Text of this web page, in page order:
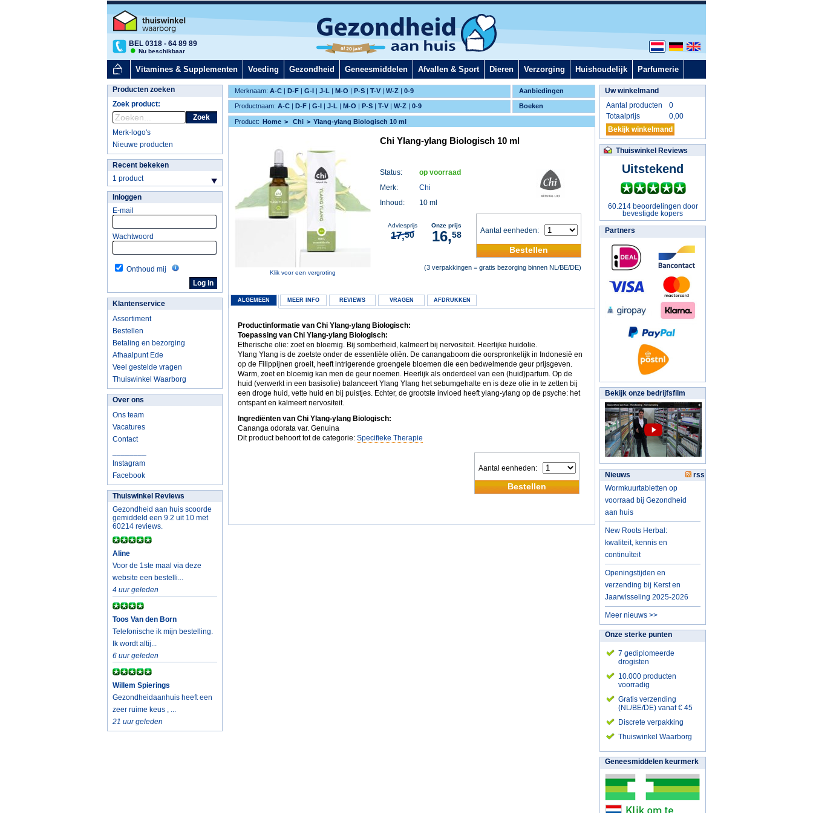
BEL 0318 - 64 89 89
Nu beschikbaar
Vitamines & Supplementen Voeding Gezondheid Geneesmiddelen Afvallen & Sport Dieren Verzorging Huishoudelijk Parfumerie
Aanbiedingen
Merknaam: A-C | D-F | G-I | J-L | M-O | P-S | T-V | W-Z | 0-9
Boeken
Productnaam: A-C | D-F | G-I | J-L | M-O | P-S | T-V | W-Z | 0-9
Producten zoeken
Zoek product:
Zoek
Merk-logo's
Nieuwe producten
Recent bekeken
1 product
Inloggen
E-mail
Wachtwoord
Onthoud mij
Klantenservice
Assortiment
Bestellen
Betaling en bezorging
Afhaalpunt Ede
Veel gestelde vragen
Thuiswinkel Waarborg
Over ons
Ons team
Vacatures
Contact
Instagram
Facebook
Thuiswinkel Reviews
Gezondheid aan huis scoorde
gemiddeld een 9.2 uit 10 met
60214 reviews.
Aline
Voor de 1ste maal via deze
website een bestelli...
4 uur geleden
Toos Van den Born
Telefonische ik mijn bestelling.
Ik wordt altij...
6 uur geleden
Willem Spierings
Gezondheidaanhuis heeft een
zeer ruime keus , ...
21 uur geleden
Product: Home Chi Ylang-ylang Biologisch 10 ml
Klik voor een vergroting
Chi Ylang-ylang Biologisch 10 ml
Status:
op voorraad
Merk:
Chi
Inhoud:
10 ml
Aantal eenheden:
Bestellen
Adviesprijs
17,50
Onze prijs
16,58
(3 verpakkingen = gratis bezorging binnen NL/BE/DE)
ALGEMEEN MEER INFO REVIEWS VRAGEN AFDRUKKEN
Productinformatie van Chi Ylang-ylang Biologisch:
Toepassing van Chi Ylang-ylang Biologisch:
Etherische olie: zoet en bloemig. Bij somberheid, kalmeert bij nervositeit. Heerlijke huidolie.
Ylang Ylang is de zoetste onder de essentiële oliën. De canangaboom die oorspronkelijk in Indonesië en
op de Filippijnen groeit, heeft intrigerende groengele bloemen die een bedwelmende geur prijsgeven.
Warm, zoet en bloemig kan men de geur noemen. Heerlijk als onderdeel van een (huid)parfum. Op de
huid (verwerkt in een basisolie) balanceert Ylang Ylang het sebumgehalte en is deze olie in te zetten bij
een droge huid, vette huid en bij puistjes. Echter, de grootste invloed heeft ylang-ylang op de psyche: het
ontspant en kalmeert nervositeit.
Ingrediënten van Chi Ylang-ylang Biologisch:
Cananga odorata var. Genuina
Dit product behoort tot de categorie: Specifieke Therapie
Aantal eenheden:
Bestellen
Uw winkelmand
Aantal producten
0
Totaalprijs
0,00
Bekijk winkelmand
Thuiswinkel Reviews
Uitstekend
60.214 beoordelingen door
bevestigde kopers
Partners
Bekijk onze bedrijfsfilm
Nieuws
rss
Wormkuurtabletten op
voorraad bij Gezondheid
aan huis
New Roots Herbal:
kwaliteit, kennis en
continuïteit
Openingstijden en
verzending bij Kerst en
Jaarwisseling 2025-2026
Meer nieuws >>
Onze sterke punten
7 gediplomeerde
drogisten
10.000 producten
voorradig
Gratis verzending
(NL/BE/DE) vanaf € 45
Discrete verpakking
Thuiswinkel Waarborg
Geneesmiddelen keurmerk